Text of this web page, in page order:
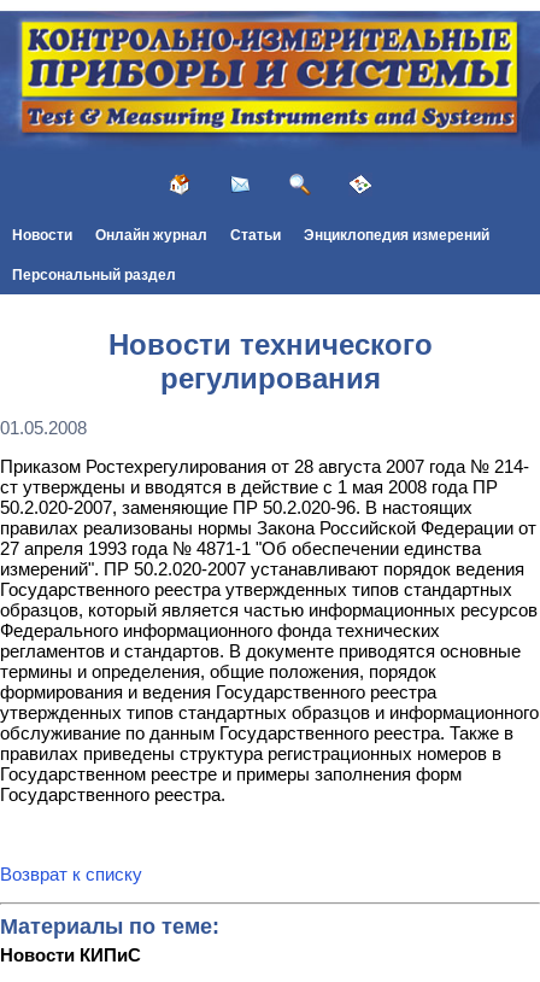
Новости Онлайн журнал Статьи Энциклопедия измерений
Персональный раздел
Новости технического
регулирования
01.05.2008
Приказом Ростехрегулирования от 28 августа 2007 года № 214-
ст утверждены и вводятся в действие с 1 мая 2008 года ПР
50.2.020-2007, заменяющие ПР 50.2.020-96. В настоящих
правилах реализованы нормы Закона Российской Федерации от
27 апреля 1993 года № 4871-1 "Об обеспечении единства
измерений". ПР 50.2.020-2007 устанавливают порядок ведения
Государственного реестра утвержденных типов стандартных
образцов, который является частью информационных ресурсов
Федерального информационного фонда технических
регламентов и стандартов. В документе приводятся основные
термины и определения, общие положения, порядок
формирования и ведения Государственного реестра
утвержденных типов стандартных образцов и информационного
обслуживание по данным Государственного реестра. Также в
правилах приведены структура регистрационных номеров в
Государственном реестре и примеры заполнения форм
Государственного реестра.
Возврат к списку
Материалы по теме:
Новости КИПиС